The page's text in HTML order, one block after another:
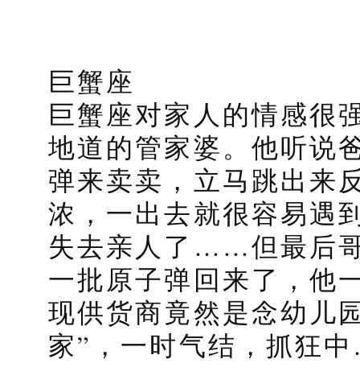
巨蟹座
巨蟹座对家人的情感很
地道的管家婆。他听说
弹来卖卖，立马跳出来
浓，一出去就很容易遇
失去亲人了……但最后
一批原子弹回来了，他
现供货商竟然是念幼儿
家”，一时气结，抓狂